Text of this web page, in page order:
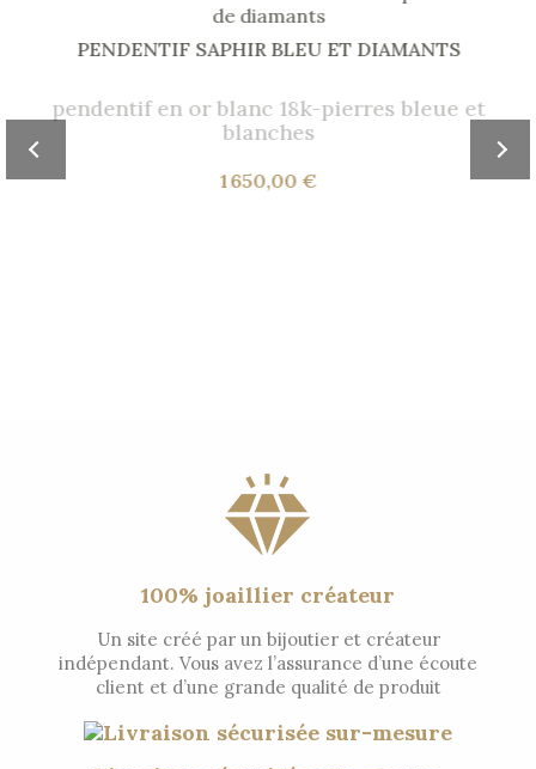
PENDENTIF SAPHIR BLEU ET DIAMANTS
pendentif en or blanc 18k-pierres bleue et
blanches
1 650,00 €
100% joaillier créateur
Un site créé par un bijoutier et créateur
indépendant. Vous avez l’assurance d’une écoute
client et d’une grande qualité de produit